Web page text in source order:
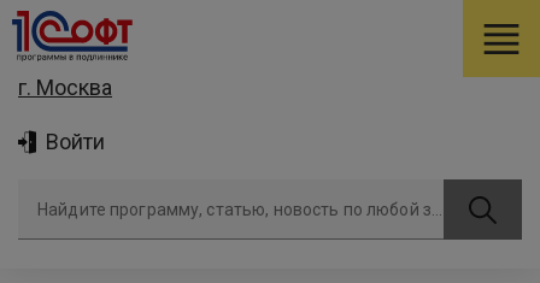
г. Москва
Войти